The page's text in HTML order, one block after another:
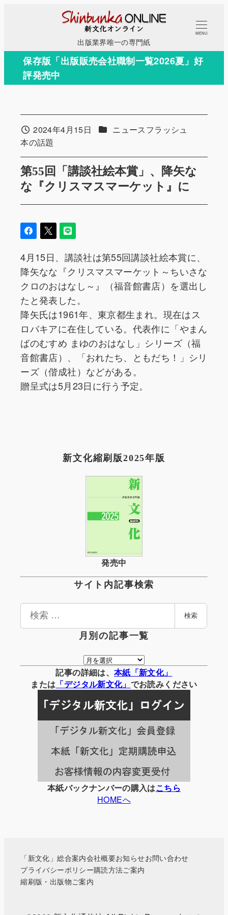
コ
テ
出版業界唯一の専門紙
MENU
保存版「出版販売会社職制一覧2026夏」好
評発売中
第55回「講談社絵本賞」、降矢な
な『クリスマスマーケット』に
投稿日2024年4月15日 カテゴリー
ニュースフラッシュ
カテゴリー
本の話題
4月15日、講談社は第55回講談社絵本賞に、
降矢なな『クリスマスマーケット～ちいさな
クロのおはなし～』（福音館書店）を選出し
たと発表した。
降矢氏は1961年、東京都生まれ。現在はス
ロバキアに在住している。代表作に「やまん
ばのむすめ まゆのおはなし」シリーズ（福
音館書店）、「おれたち、ともだち！」シリ
ーズ（偕成社）などがある。
贈呈式は5月23日に行う予定。
新文化縮刷版2025年版
発売中
サイト内記事検索
検
検索
月別の記事一覧
月
別
の
事
一
覧
記事の詳細は、 本紙「新文化」
または 「デジタル新文化」 でお読みください
本紙バックナンバーの購入はこちら
HOMEへ
「新文化」総合案内会社概要お知らせお問い合わせ
プライバシーポリシー購読方法ご案内
縮刷版・出版物ご案内